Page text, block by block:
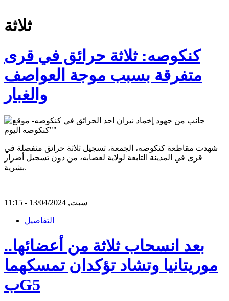
ثلاثة
كنكوصه: ثلاثة حرائق في قرى
متفرقة بسبب موجة العواصف
والغبار
شهدت مقاطعة كنكوصه، الجمعة، تسجيل ثلاثة حرائق منفصلة في
قرى في المدينة التابعة لولاية لعصابه، من دون تسجيل أضرار
بشرية.
سبت, 13/04/2024 - 11:15
التفاصيل
بعد انسحاب ثلاثة من أعضائها..
موريتانيا وتشاد تؤكدان تمسكهما
بG5